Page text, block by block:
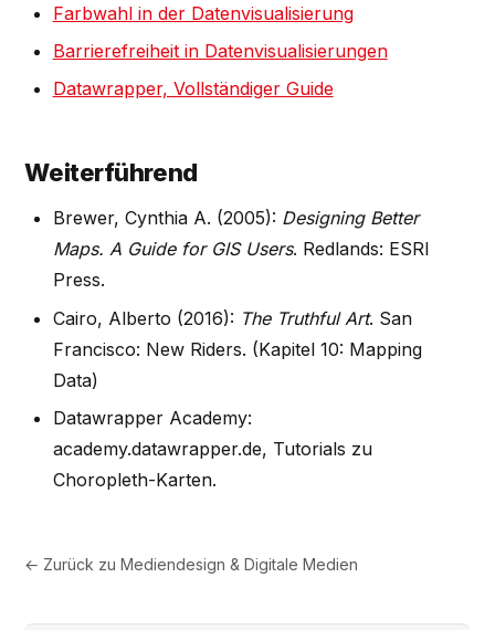
Farbwahl in der Datenvisualisierung
Barrierefreiheit in Datenvisualisierungen
Datawrapper, Vollständiger Guide
Weiterführend
Brewer, Cynthia A. (2005): Designing Better
Maps. A Guide for GIS Users. Redlands: ESRI
Press.
Cairo, Alberto (2016): The Truthful Art. San
Francisco: New Riders. (Kapitel 10: Mapping
Data)
Datawrapper Academy:
academy.datawrapper.de, Tutorials zu
Choropleth-Karten.
← Zurück zuMediendesign & Digitale Medien